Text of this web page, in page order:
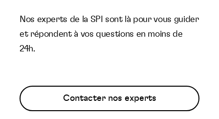
Nos experts de la SPI sont là pour vous guider
et répondent à vos questions en moins de
24h.
Contacter nos experts